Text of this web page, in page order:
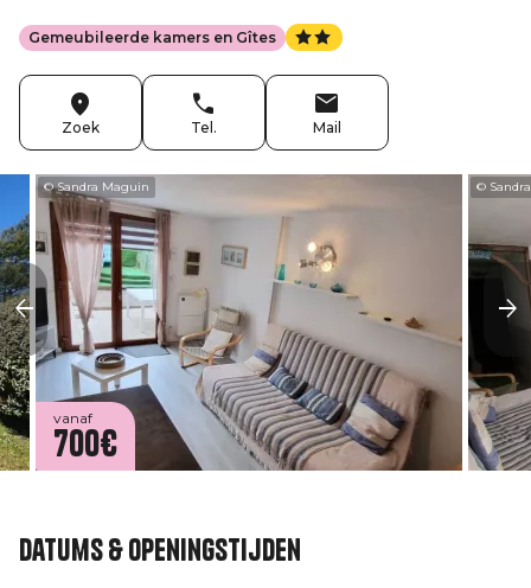
Gemeubileerde kamers en Gîtes
Zoek Tel. Mail
© Sandra Maguin ©
vanaf
700€
Datums & openingstijden